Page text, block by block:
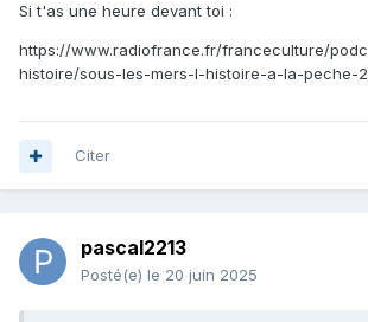
Si t'as une heure devant toi :
https://www.radiofrance.fr/franceculture/
histoire/sous-les-mers-l-histoire-a-la-peche-
Citer
pascal2213
Posté(e) le 20 juin 2025